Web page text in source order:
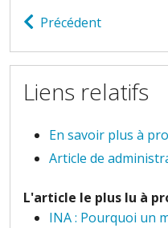
Précédent
Liens relatifs
En savoir plus à
Article de
L'article le plus lu à
INA : Pourquoi un